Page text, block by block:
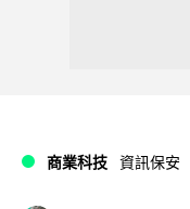
商業科技 資訊保安